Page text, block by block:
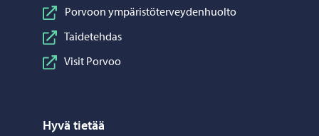
Porvoon ympäristöterveydenhuolto
Taidetehdas
Visit Porvoo
Hyvä tietää